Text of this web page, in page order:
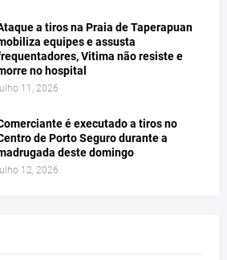
a tiros na Praia de Taperapuan
equipes e assusta
Vitima não resiste e
no hospital
11, 2026
é executado a tiros no
de Porto Seguro durante a
deste domingo
12, 2026